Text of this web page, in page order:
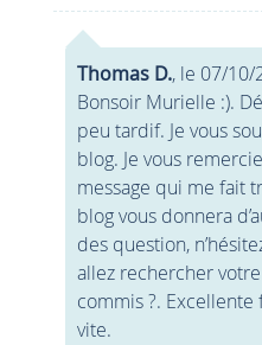
Thomas D., le 07/10/
Bonsoir Murielle :).
peu tardif. Je vous
blog. Je vous
message qui me fait
blog vous donnera
des question,
allez rechercher
commis ?. Excellente
vite.